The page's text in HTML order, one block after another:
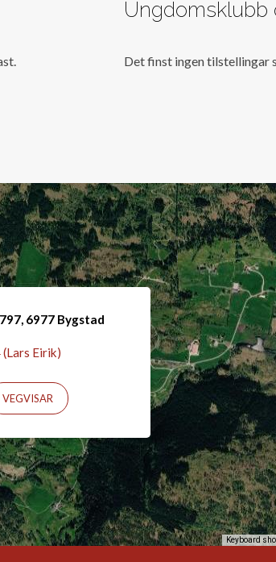
Ungdomsklubb
Det finst ingen tilstellingar
Keyboard
6977 Bygstad
Eirik)
VEGVISAR